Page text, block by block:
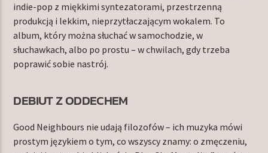
indie-pop z miękkimi syntezatorami, przestrzenną
produkcją i lekkim, nieprzytłaczającym wokalem. To
album, który można słuchać w samochodzie, w
słuchawkach, albo po prostu – w chwilach, gdy trzeba
poprawić sobie nastrój.
DEBIUT Z ODDECHEM
Good Neighbours nie udają filozofów – ich muzyka mówi
prostym językiem o tym, co wszyscy znamy: o zmęczeniu,